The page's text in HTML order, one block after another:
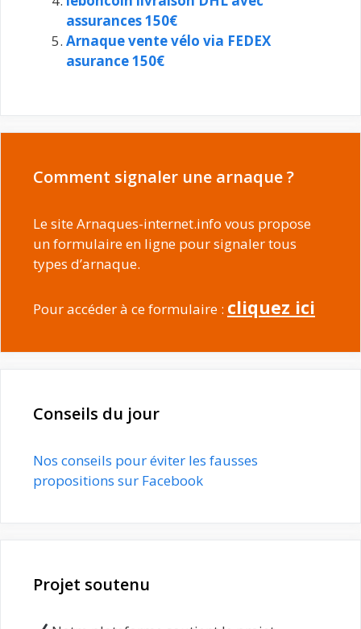
assurances 150€
Arnaque vente vélo via FEDEX
asurance 150€
Comment signaler une arnaque ?
Le site Arnaques-internet.info vous propose
un formulaire en ligne pour signaler tous
types d’arnaque.
Pour accéder à ce formulaire : cliquez ici
Conseils du jour
Nos conseils pour éviter les fausses
propositions sur Facebook
Projet soutenu